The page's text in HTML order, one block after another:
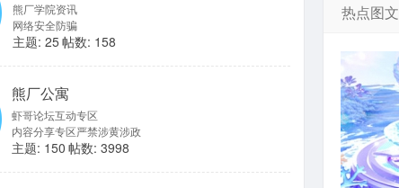
熊厂学院资讯
网络安全防骗
主题: 25帖数: 158
熊厂公寓
虾哥论坛互动专区
内容分享专区严禁涉黄涉政
主题: 150 帖数: 3998
热点图文